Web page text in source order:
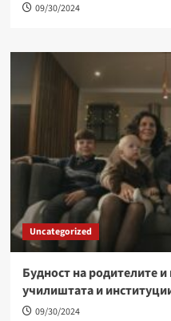
09/30/2024
Uncategorized
Будност на родителите
училиштата и
09/30/2024